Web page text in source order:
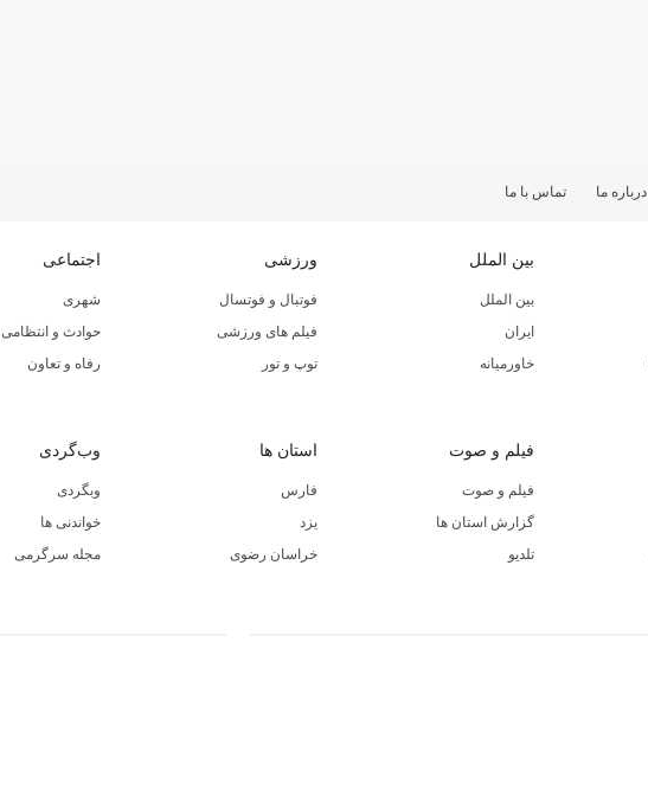
درباره ما تماس با ما
بین الملل
بین الملل
ایران
خاورمیانه
ورزشی
فوتبال و فوتسال
فیلم های ورزشی
توپ و تور
اجتماعی
شهری
حوادث و انتظامی
رفاه و تعاون
فیلم و صوت
فیلم و صوت
گزارش استان ها
تلدیو
استان ها
فارس
یزد
خراسان رضوی
وب‌گردی
وبگردی
خواندنی ها
مجله سرگرمی